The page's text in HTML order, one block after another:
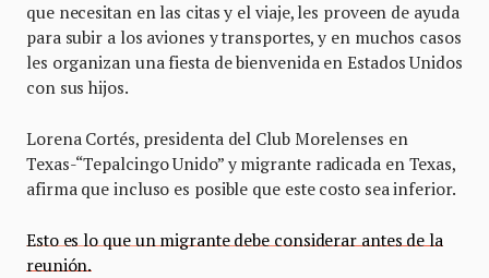
que necesitan en las citas y el viaje, les proveen de ayuda
para subir a los aviones y transportes, y en muchos casos
les organizan una fiesta de bienvenida en Estados Unidos
con sus hijos.
Lorena Cortés, presidenta del Club Morelenses en
Texas-“Tepalcingo Unido” y migrante radicada en Texas,
afirma que incluso es posible que este costo sea inferior.
Esto es lo que un migrante debe considerar antes de la
reunión.